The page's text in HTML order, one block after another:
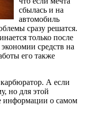
сбылась и на
автомобиль
сразу решатся.
только после
средств на
его также
А если
но для этой
информации о самом